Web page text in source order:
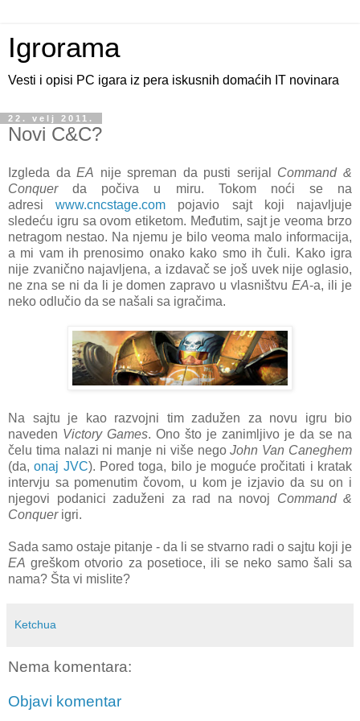
Igrorama
Vesti i opisi PC igara iz pera iskusnih domaćih IT novinara
22. velj 2011.
Novi C&C?
Izgleda daEA nije spreman da pusti serijal Command &
Conquerda počiva u miru. Tokom noći se na
adresiwww.cncstage.com pojavio sajt koji najavljuje
sledeću igru sa ovom etiketom. Međutim, sajt je veoma brzo
netragom nestao. Na njemu je bilo veoma malo informacija,
a mi vam ih prenosimo onako kako smo ih čuli. Kako igra
nije zvanično najavljena, a izdavač se još uvek nije oglasio,
ne zna se ni da li je domen zapravo u vlasništvuEA-a, ili je
neko odlučio da se našali sa igračima.
Na sajtu je kao razvojni tim zadužen za novu igru bio
naveden Victory Games. Ono što je zanimljivo je da se na
čelu tima nalazi ni manje ni više negoJohn Van Caneghem
(da,onaj JVC). Pored toga, bilo je moguće pročitati i kratak
intervju sa pomenutim čovom, u kom je izjavio da su on i
njegovi podanici zaduženi za rad na novoj Command &
Conquerigri.
Sada samo ostaje pitanje - da li se stvarno radi o sajtu koji je
EA greškom otvorio za posetioce, ili se neko samo šali sa
nama? Šta vi mislite?
Ketchua
Nema komentara:
Objavi komentar